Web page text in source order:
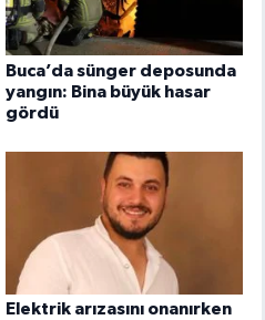
Buca’da sünger deposunda
yangın: Bina büyük hasar
gördü
Elektrik arızasını onanırken